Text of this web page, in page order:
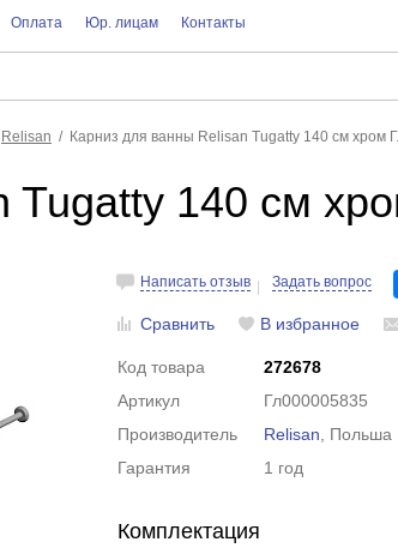
Оплата Юр. лицам Контакты
Relisan Карниз для ванны Relisan Tugatty 140 см хром
Tugatty 140 см
Написать отзыв Задать вопрос
Сравнить В избранное
Код товара
272678
Артикул
Гл000005835
Производитель
Relisan ,
Гарантия
1 год
Комплектация